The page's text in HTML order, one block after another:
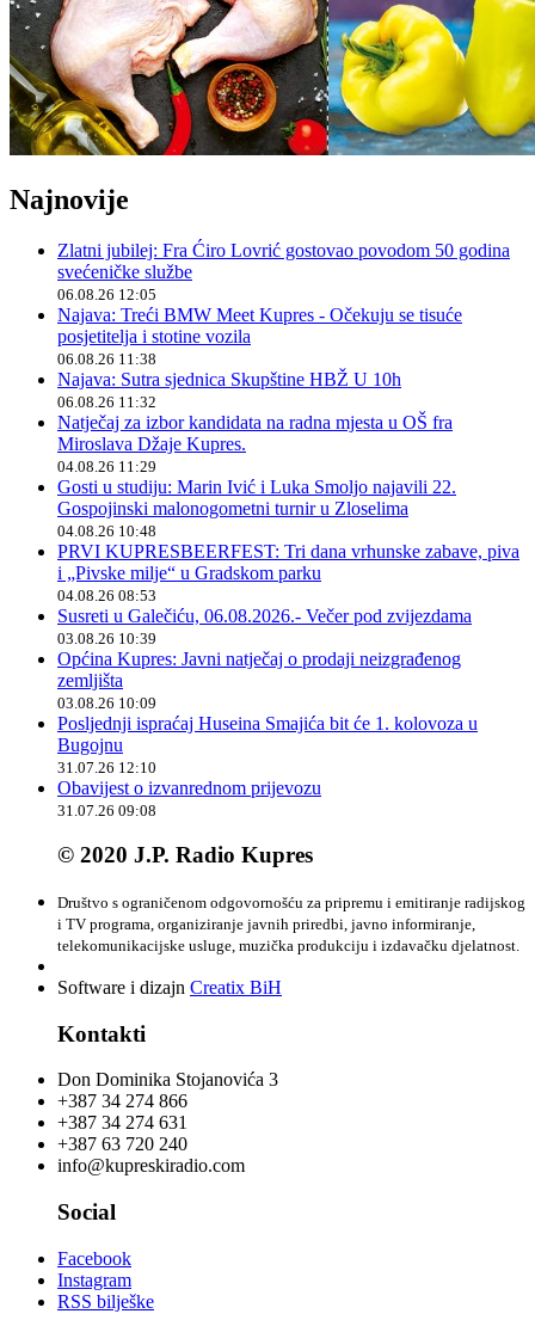
Najnovije
Zlatni jubilej: Fra Ćiro Lovrić gostovao povodom 50 godina
svećeničke službe
06.08.26 12:05
Najava: Treći BMW Meet Kupres - Očekuju se tisuće
posjetitelja i stotine vozila
06.08.26 11:38
Najava: Sutra sjednica Skupštine HBŽ U 10h
06.08.26 11:32
Natječaj za izbor kandidata na radna mjesta u OŠ fra
Miroslava Džaje Kupres.
04.08.26 11:29
Gosti u studiju: Marin Ivić i Luka Smoljo najavili 22.
Gospojinski malonogometni turnir u Zloselima
04.08.26 10:48
PRVI KUPRESBEERFEST: Tri dana vrhunske zabave, piva
i „Pivske milje“ u Gradskom parku
04.08.26 08:53
Susreti u Galečiću, 06.08.2026.- Večer pod zvijezdama
03.08.26 10:39
Općina Kupres: Javni natječaj o prodaji neizgrađenog
zemljišta
03.08.26 10:09
Posljednji ispraćaj Huseina Smajića bit će 1. kolovoza u
Bugojnu
31.07.26 12:10
Obavijest o izvanrednom prijevozu
31.07.26 09:08
© 2020 J.P. Radio Kupres
Društvo s ograničenom odgovornošću za pripremu i emitiranje radijskog
i TV programa, organiziranje javnih priredbi, javno informiranje,
telekomunikacijske usluge, muzička produkciju i izdavačku djelatnost.
Software i dizajn Creatix BiH
Kontakti
Don Dominika Stojanovića 3
+387 34 274 866
+387 34 274 631
+387 63 720 240
info@kupreskiradio.com
Social
Facebook
Instagram
RSS bilješke